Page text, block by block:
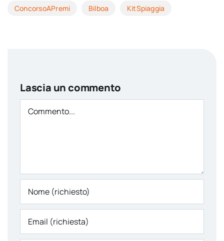
ConcorsoAPremi Bilboa KitSpiaggia
Lascia un commento
Comment